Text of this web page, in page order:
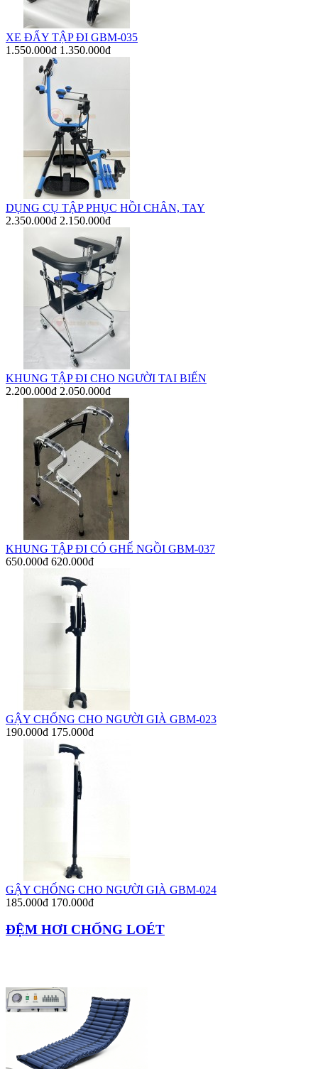
XE ĐẨY TẬP ĐI GBM-035
1.550.000đ 1.350.000đ
DỤNG CỤ TẬP PHỤC HỒI CHÂN, TAY
2.350.000đ 2.150.000đ
KHUNG TẬP ĐI CHO NGƯỜI TAI BIẾN
2.200.000đ 2.050.000đ
KHUNG TẬP ĐI CÓ GHẾ NGỒI GBM-037
650.000đ 620.000đ
GẬY CHỐNG CHO NGƯỜI GIÀ GBM-023
190.000đ 175.000đ
GẬY CHỐNG CHO NGƯỜI GIÀ GBM-024
185.000đ 170.000đ
ĐỆM HƠI CHỐNG LOÉT